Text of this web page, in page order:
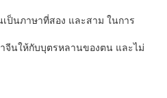
ป็นภาษาที่สอง และสาม ในการ
จีนให้กับบุตรหลานของตน และไม่